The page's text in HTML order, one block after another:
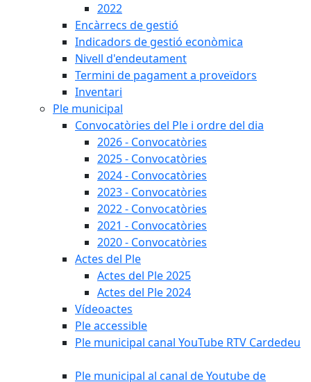
2022
Encàrrecs de gestió
Indicadors de gestió econòmica
Nivell d'endeutament
Termini de pagament a proveïdors
Inventari
Ple municipal
Convocatòries del Ple i ordre del dia
2026 - Convocatòries
2025 - Convocatòries
2024 - Convocatòries
2023 - Convocatòries
2022 - Convocatòries
2021 - Convocatòries
2020 - Convocatòries
Actes del Ple
Actes del Ple 2025
Actes del Ple 2024
Vídeoactes
Ple accessible
Ple municipal canal YouTube RTV Cardedeu
Ple municipal al canal de Youtube de